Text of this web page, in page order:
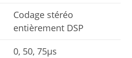
Codage stéréo
entièrement DSP
0, 50, 75μs